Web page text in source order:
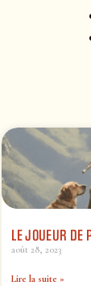
LE JOUEUR DE
août 28, 2023
Lire la suite »